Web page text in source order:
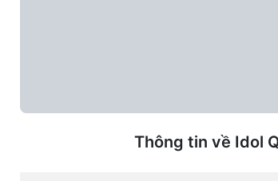
Thông tin về Idol